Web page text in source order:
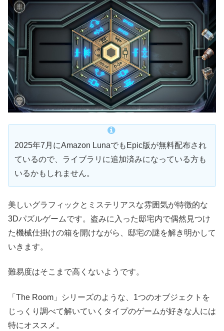
2025年7月にAmazon LunaでもEpic版が無料配布され
ているので、ライブラリに追加済みになっている方も
いるかもしれません。
美しいグラフィックとミステリアスな雰囲気が特徴的な
3Dパズルゲームです。盗みに入った邸宅内で偶然見つけ
た機械仕掛けの箱を開けながら、邸宅の謎を解き明かして
いきます。
難易度はそこまで高くないようです。
「The Room」シリーズのような、1つのオブジェクトを
じっくり調べて解いていくタイプのゲームが好きな人には
特にオススメ。